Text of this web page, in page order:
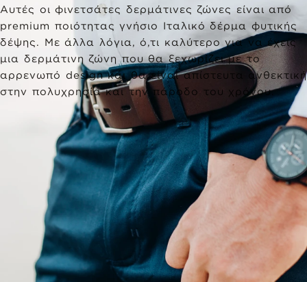
Αυτές οι φινετσάτες δερμάτινες ζώνες είναι από
premium ποιότητας γνήσιο Ιταλικό δέρμα φυτικής
δέψης. Με άλλα λόγια, ό,τι καλύτερο για να έχεις
μια δερμάτινη ζώνη που θα ξεχωρίζει με το
αρρενωπό design και θα είναι απίστευτα ανθεκτική
στην πολυχρησία και την πάροδο του χρόνου.